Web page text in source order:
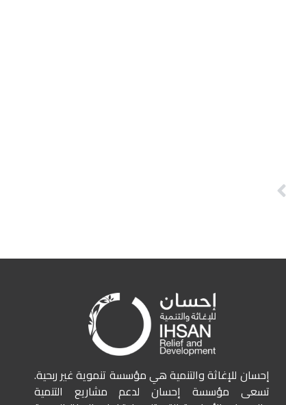
إحسان للإغاثة والتنمية هي مؤسسة تنموية غير ربحية.
تسعى مؤسسة إحسان لدعم مشاريع التنمية